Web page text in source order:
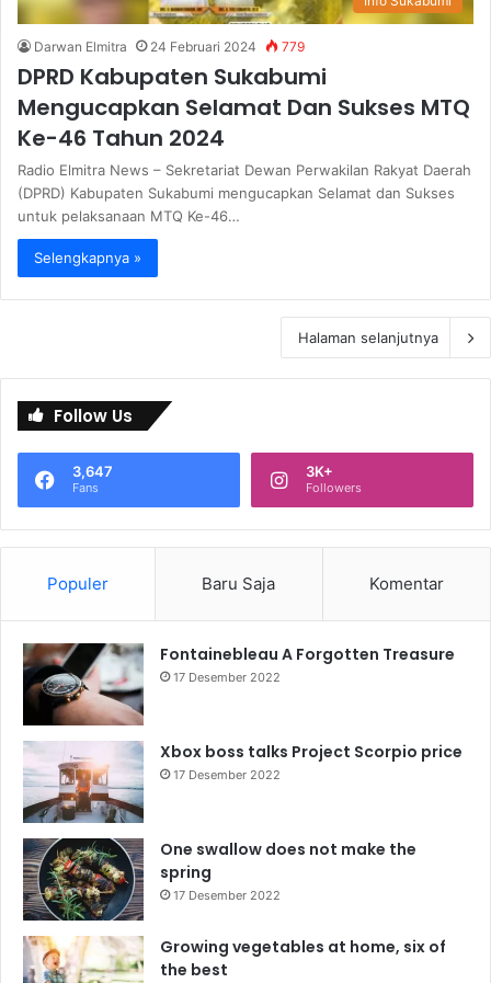
Darwan Elmitra 24 Februari 2024 779
DPRD Kabupaten Sukabumi
Mengucapkan Selamat Dan Sukses MTQ
Ke-46 Tahun 2024
Radio Elmitra News – Sekretariat Dewan Perwakilan Rakyat Daerah
(DPRD) Kabupaten Sukabumi mengucapkan Selamat dan Sukses
untuk pelaksanaan MTQ Ke-46…
Selengkapnya »
Halaman selanjutnya
Follow Us
3,647
Fans
3K+
Followers
Populer Baru Saja Komentar
Fontainebleau A Forgotten Treasure
17 Desember 2022
Xbox boss talks Project Scorpio price
17 Desember 2022
One swallow does not make the
spring
17 Desember 2022
Growing vegetables at home, six of
the best